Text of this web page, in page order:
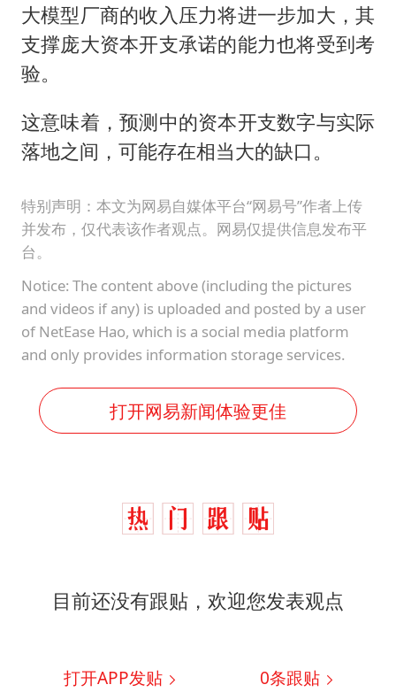
大模型厂商的收入压力将进一步加大，其
支撑庞大资本开支承诺的能力也将受到考
验。
这意味着，预测中的资本开支数字与实际
落地之间，可能存在相当大的缺口。
特别声明：本文为网易自媒体平台“网易号”作者上传
并发布，仅代表该作者观点。网易仅提供信息发布平
台。
Notice: The content above (including the pictures
and videos if any) is uploaded and posted by a user
of NetEase Hao, which is a social media platform
and only provides information storage services.
打开网易新闻体验更佳
目前还没有跟贴，欢迎您发表观点
打开APP发贴 0条跟贴